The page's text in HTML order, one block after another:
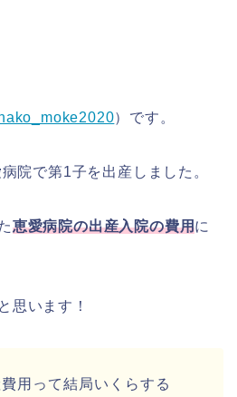
）です。
院で第1子を出産しました。
恵愛病院の出産入院の費用に
思います！
用って結局いくらする